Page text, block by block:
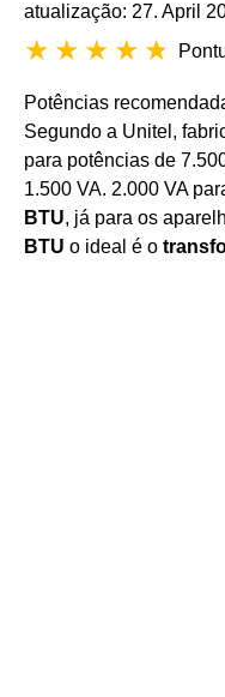
atualização: 27. April
Potências
Segundo a Unitel,
para potências de
1.500 VA. 2.000 VA
BTU, já para os
BTU o ideal é o